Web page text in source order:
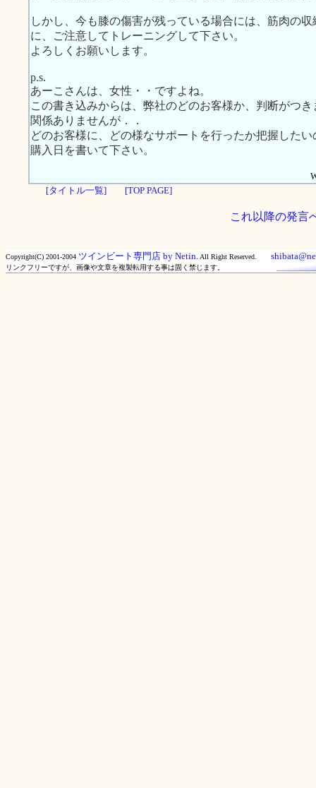
しかし、今も膝の傷害が残っている場合には、筋肉の
に、ご注意してトレーニングして下さい。
よろしくお願いします。
p.s.
あーこさんは、女性・・ですよね。
この書き込みからは、弊社のどのお客様か、判断がつ
関係ありませんが．．
どのお客様に、どの様なサポートを行ったか把握した
購入日を書いて下さい。
[タイトル一覧]
[TOP PAGE]
これ以降の発言
Copyright(C) 2001-2004 ツインビート専門店 by Netin. All Right Reserved.
リンクフリーですが、画像や文章を複製転用する事は固く禁じます。